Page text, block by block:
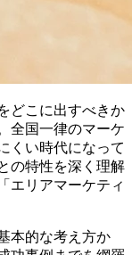
どこに出すべきか
全国一律のマーケ
くい時代になって
の特性を深く理解
エリアマーケティ
本的な考え方か